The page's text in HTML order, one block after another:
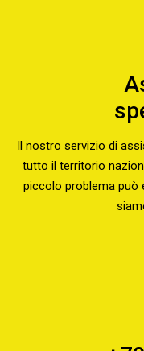
Il nostro servizio di
tutto il territorio
piccolo problema può